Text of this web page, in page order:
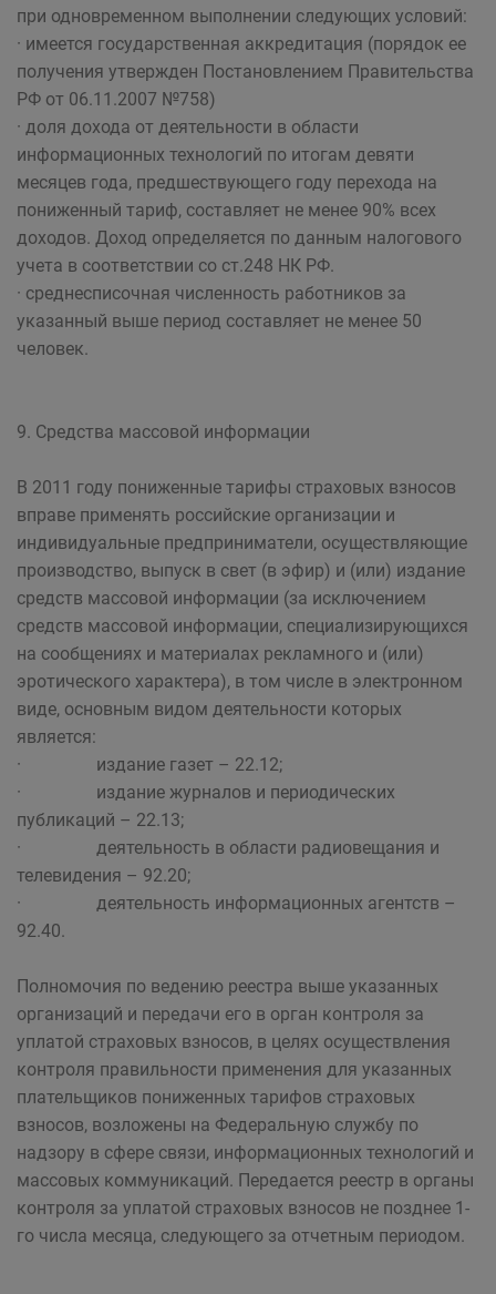
при одновременном выполнении следующих условий:
· имеется государственная аккредитация (порядок ее
получения утвержден Постановлением Правительства
РФ от 06.11.2007 №758)
· доля дохода от деятельности в области
информационных технологий по итогам девяти
месяцев года, предшествующего году перехода на
пониженный тариф, составляет не менее 90% всех
доходов. Доход определяется по данным налогового
учета в соответствии со ст.248 НК РФ.
· среднесписочная численность работников за
указанный выше период составляет не менее 50
человек.
9. Средства массовой информации
В 2011 году пониженные тарифы страховых взносов
вправе применять российские организации и
индивидуальные предприниматели, осуществляющие
производство, выпуск в свет (в эфир) и (или) издание
средств массовой информации (за исключением
средств массовой информации, специализирующихся
на сообщениях и материалах рекламного и (или)
эротического характера), в том числе в электронном
виде, основным видом деятельности которых
является:
· издание газет – 22.12;
· издание журналов и периодических
публикаций – 22.13;
· деятельность в области радиовещания и
телевидения – 92.20;
· деятельность информационных агентств –
92.40.
Полномочия по ведению реестра выше указанных
организаций и передачи его в орган контроля за
уплатой страховых взносов, в целях осуществления
контроля правильности применения для указанных
плательщиков пониженных тарифов страховых
взносов, возложены на Федеральную службу по
надзору в сфере связи, информационных технологий и
массовых коммуникаций. Передается реестр в органы
контроля за уплатой страховых взносов не позднее 1-
го числа месяца, следующего за отчетным периодом.